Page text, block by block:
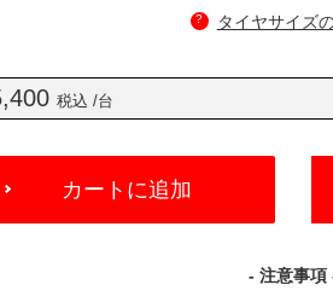
? タイヤサイズ
税込 /台
カートに追加
- 注意事項